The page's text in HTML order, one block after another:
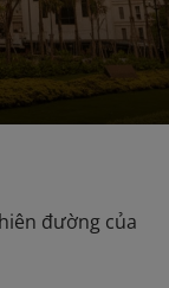
đường của